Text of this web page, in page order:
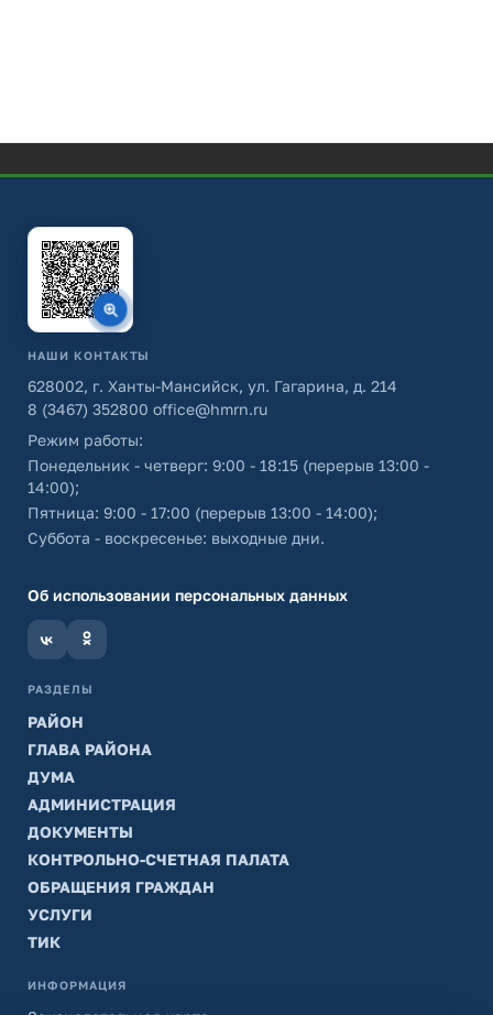
НАШИ КОНТАКТЫ
628002, г. Ханты-Мансийск, ул. Гагарина, д. 214
8 (3467) 352800 office@hmrn.ru
Режим работы:
Понедельник - четверг: 9:00 - 18:15 (перерыв 13:00 -
14:00);
Пятница: 9:00 - 17:00 (перерыв 13:00 - 14:00);
Суббота - воскресенье: выходные дни.
Об использовании персональных данных
РАЗДЕЛЫ
РАЙОН
ГЛАВА РАЙОНА
ДУМА
АДМИНИСТРАЦИЯ
ДОКУМЕНТЫ
КОНТРОЛЬНО-СЧЕТНАЯ ПАЛАТА
ОБРАЩЕНИЯ ГРАЖДАН
УСЛУГИ
ТИК
ИНФОРМАЦИЯ